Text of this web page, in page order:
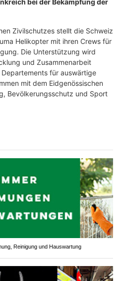
bei der Bekämpfung der
Zivilschutzes stellt die Schweiz
Helikopter mit ihren Crews für
Die Unterstützung wird
und Zusammenarbeit
Departements für auswärtige
mit dem Eidgenössischen
Bevölkerungsschutz und Sport
Reinigung und Hauswartung